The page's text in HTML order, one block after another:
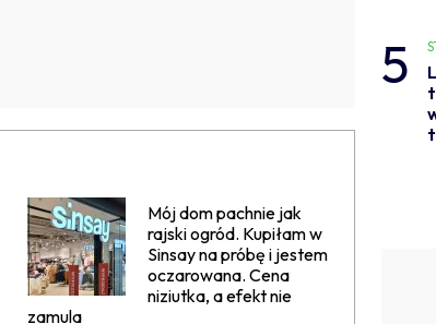
Mój dom pachnie jak
rajski ogród. Kupiłam w
Sinsay na próbę i jestem
oczarowana. Cena
niziutka, a efekt nie
zamula
5